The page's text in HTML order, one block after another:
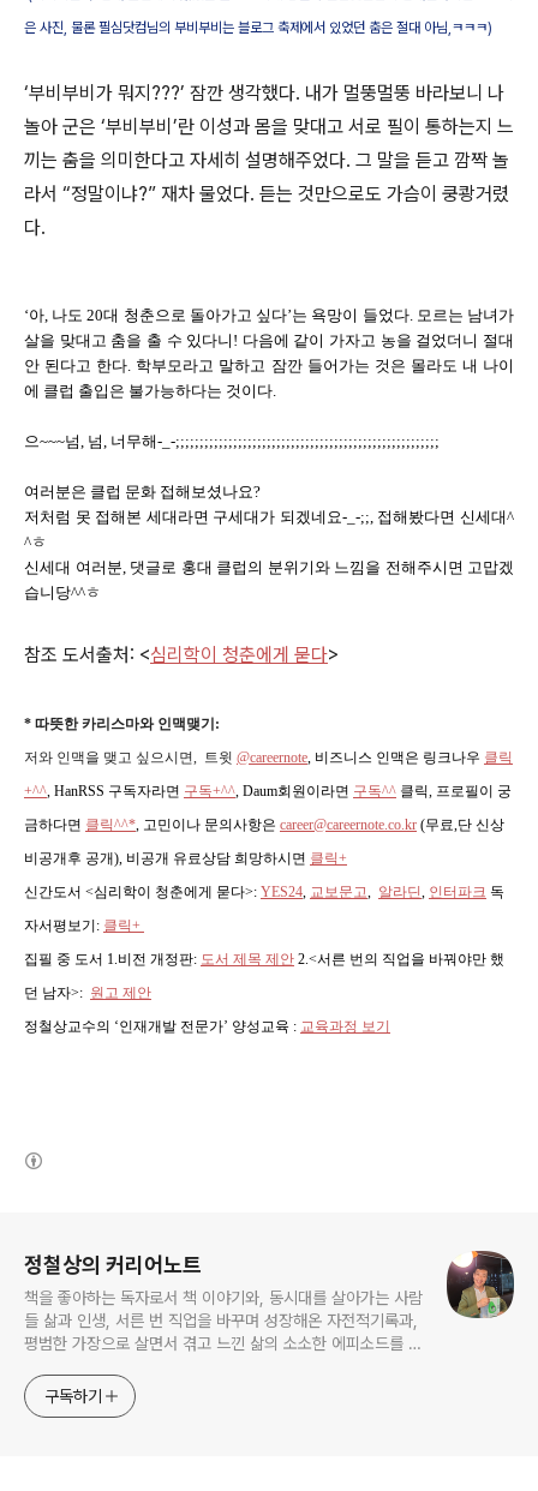
은 사진, 물론 필심닷컴님의 부비부비는 블로그 축제에서 있었던 춤은 절대 아님,ㅋㅋㅋ)
‘부비부비가 뭐지???’ 잠깐 생각했다. 내가 멀뚱멀뚱 바라보니 나
놀아 군은 ‘부비부비’란 이성과 몸을 맞대고 서로 필이 통하는지 느
끼는 춤을 의미한다고 자세히 설명해주었다. 그 말을 듣고 깜짝 놀
라서 “정말이냐?” 재차 물었다. 듣는 것만으로도 가슴이 쿵쾅거렸
다.
‘아, 나도 20대 청춘으로 돌아가고 싶다’는 욕망이 들었다. 모르는 남녀가
살을 맞대고 춤을 출 수 있다니! 다음에 같이 가자고 농을 걸었더니 절대
안 된다고 한다. 학부모라고 말하고 잠깐 들어가는 것은 몰라도 내 나이
에 클럽 출입은 불가능하다는 것이다.
으~~~넘, 넘, 너무해-_-;;;;;;;;;;;;;;;;;;;;;;;;;;;;;;;;;;;;;;;;;;;;;;;;;;;;;;;
여러분은 클럽 문화 접해보셨나요?
저처럼 못 접해본 세대라면 구세대가 되겠네요-_-;;, 접해봤다면 신세대^
^ㅎ
신세대 여러분, 댓글로 홍대 클럽의 분위기와 느낌을 전해주시면 고맙겠
습니당^^ㅎ
참조 도서출처: <심리학이 청춘에게 묻다>
* 따뜻한 카리스마와 인맥맺기:
저와 인맥을 맺고 싶으시면, 트윗 @careernote, 비즈니스 인맥은 링크나우 클릭
+^^, HanRSS 구독자라면 구독+^^, Daum회원이라면 구독^^ 클릭, 프로필이 궁
금하다면 클릭^^*, 고민이나 문의사항은 career@careernote.co.kr (무료,단 신상
비공개후 공개), 비공개 유료상담 희망하시면 클릭+
신간도서 <심리학이 청춘에게 묻다>: YES24, 교보문고, 알라딘, 인터파크 독
자서평보기: 클릭+
집필 중 도서 1.비전 개정판: 도서 제목 제안 2.<서른 번의 직업을 바꿔야만 했
던 남자>: 원고 제안
정철상교수의 ‘인재개발 전문가’ 양성교육 : 교육과정 보기
정철상의 커리어노트
책을 좋아하는 독자로서 책 이야기와, 동시대를 살아가는 사람
들 삶과 인생, 서른 번 직업을 바꾸며 성장해온 자전적기록과,
평범한 가장으로 살면서 겪고 느낀 삶의 소소한 에피소드를 전
고픈 커리어코치, 유튜브: 정교수의 인생수업
구독하기